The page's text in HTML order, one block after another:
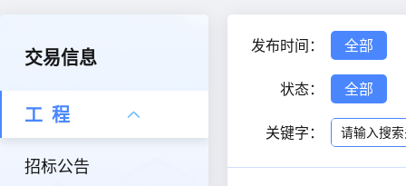
交易信息
工程
招标公告
发布时间： 全部
状态： 全部
关键字：